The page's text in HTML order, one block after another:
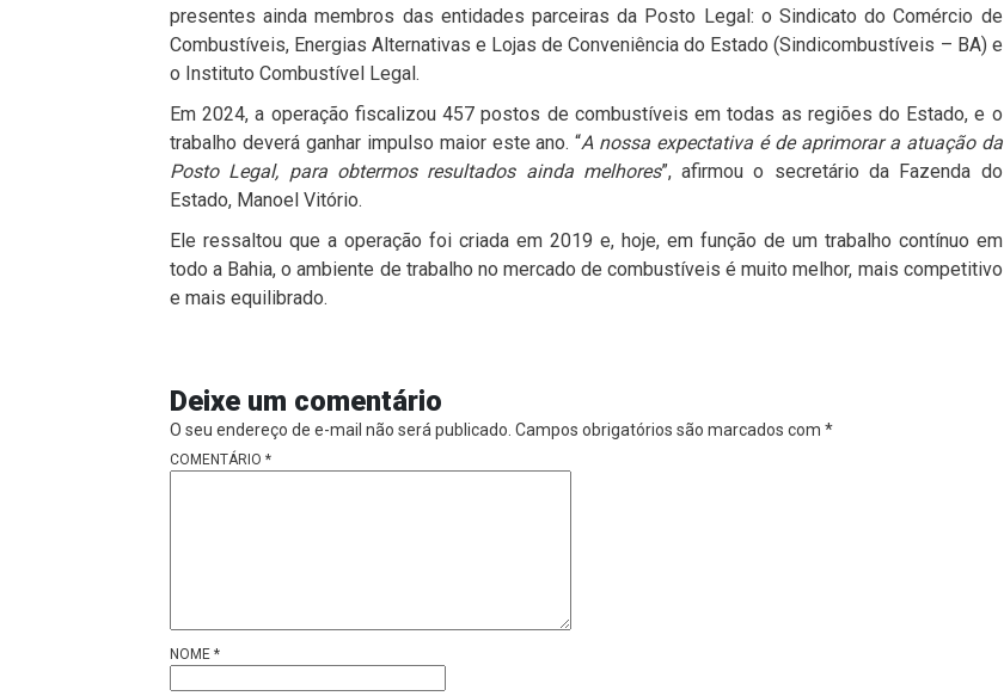
presentes ainda membros das entidades parceiras da Posto Legal: o Sindicato do Comércio de
Combustíveis, Energias Alternativas e Lojas de Conveniência do Estado (Sindicombustíveis – BA) e
o Instituto Combustível Legal.
Em 2024, a operação fiscalizou 457 postos de combustíveis em todas as regiões do Estado, e o
trabalho deverá ganhar impulso maior este ano. “A nossa expectativa é de aprimorar a atuação da
Posto Legal, para obtermos resultados ainda melhores”, afirmou o secretário da Fazenda do
Estado, Manoel Vitório.
Ele ressaltou que a operação foi criada em 2019 e, hoje, em função de um trabalho contínuo em
todo a Bahia, o ambiente de trabalho no mercado de combustíveis é muito melhor, mais competitivo
e mais equilibrado.
Deixe um comentário
O seu endereço de e-mail não será publicado. Campos obrigatórios são marcados com *
COMENTÁRIO *
NOME *